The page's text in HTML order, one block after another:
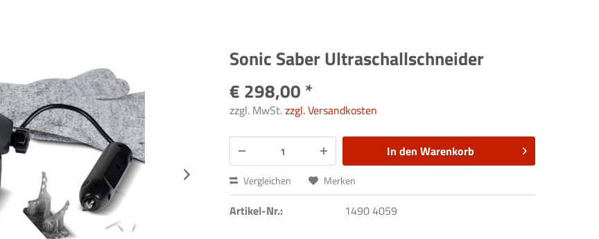
Sonic Saber Ultraschallschneider
€ 298,00 *
zzgl. MwSt.zzgl. Versandkosten
In den Warenkorb
Vergleichen Merken
Artikel-Nr.: 1490 4059